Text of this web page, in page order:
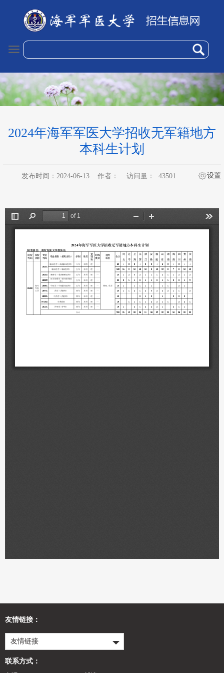
2024年海军军医大学招收无军籍地方
本科生计划
发布时间：2024-06-13 作者： 访问量： 43501 设置
友情链接：
友情链接
联系方式：